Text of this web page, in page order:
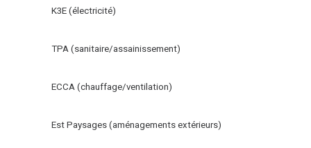
K3E (électricité)
TPA (sanitaire/assainissement)
ECCA (chauffage/ventilation)
Est Paysages (aménagements extérieurs)